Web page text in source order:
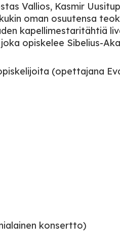
Vallios, Kasmir
oman osuutensa
kapellimestaritähtiä
opiskelee Sibelius-
(opettajana
konsertto)